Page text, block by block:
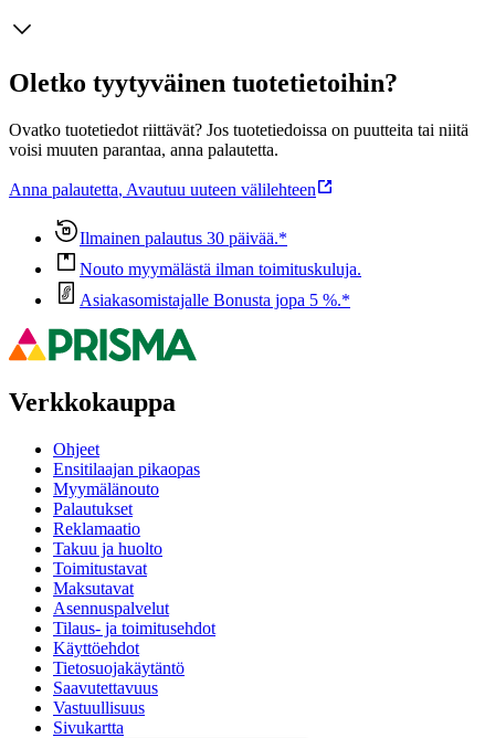
Oletko tyytyväinen tuotetietoihin?
Ovatko tuotetiedot riittävät? Jos tuotetiedoissa on puutteita tai niitä
voisi muuten parantaa, anna palautetta.
Anna palautetta, Avautuu uuteen välilehteen
Ilmainen palautus 30 päivää.*
Nouto myymälästä ilman toimituskuluja.
Asiakasomistajalle Bonusta jopa 5 %.*
Verkkokauppa
Ohjeet
Ensitilaajan pikaopas
Myymälänouto
Palautukset
Reklamaatio
Takuu ja huolto
Toimitustavat
Maksutavat
Asennuspalvelut
Tilaus- ja toimitusehdot
Käyttöehdot
Tietosuojakäytäntö
Saavutettavuus
Vastuullisuus
Sivukartta